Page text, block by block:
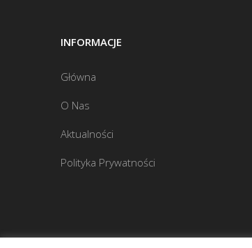
INFORMACJE
Główna
O Nas
Aktualności
Polityka Prywatności